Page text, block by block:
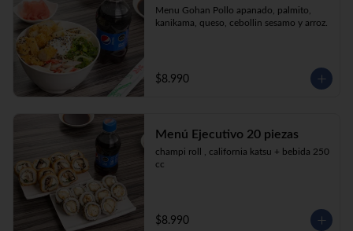
Menu Gohan Pollo apanado, palmito,
kanikama, queso, cebollin sesamo y arroz.
$8.990
Menú Ejecutivo 20 piezas
champi roll , california katsu + bebida 250
cc
$8.990